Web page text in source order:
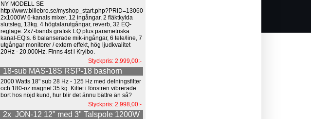
NY MODELL SE
http://www.billebro.se/myshop_start.php?PRID=13060
2x1000W 6-kanals mixer. 12 ingångar, 2 fläktkylda
slutsteg, 13kg. 4 högtalarutgångar, reverb, 32 EQ-
reglage. 2x7-bands grafisk EQ plus parametriska
kanal-EQ:s. 6 balanserade mik-ingångar, 6 tele/line, 7
utgångar monitorer / extern effekt, hög ljudkvalitet
20Hz - 20.000Hz. Finns 4st i Krylbo.
Styckpris: 2.999,00:-
18-sub MAS-18S RSP-18 bashorn
2000 Watts 18" sub 28 Hz - 125 Hz med delningsfilter
och 180-oz magnet 35 kg. Kittet i fönstren vibrerade
bort hos nöjd kund, hur blir det ännu bättre än så?
Styckpris: 2.998,00:-
2x JON-12 12" med 3" Talspole 1200W